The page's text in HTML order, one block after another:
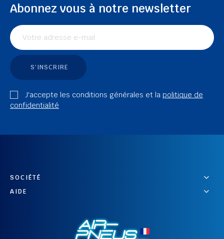
Abonnez vous à notre newsletter
S'INSCRIRE
J'accepte les conditions générales et la politique de
confidentialité
SOCIÉTÉ
AIDE